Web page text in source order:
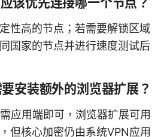
性高的节点；若需要解锁区域
国家的节点并进行速度测试后
安装额外的浏览器扩展？
应用端即可，浏览器扩展可用
但核心加密仍由系统VPN应用